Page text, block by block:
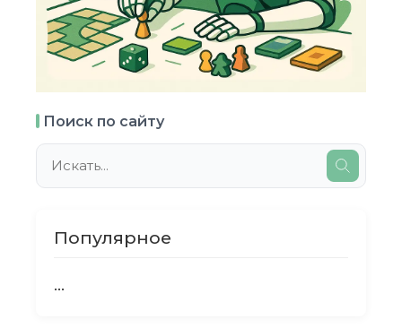
Поиск по сайту
Популярное
...